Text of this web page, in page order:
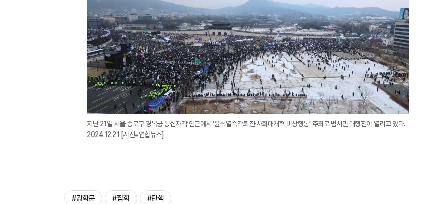
지
확
대
지난 21일 서울 종로구 경복궁 동십자각 인근에서 '윤석열즉각퇴진·사회대개혁 비상행동' 주최로 범시민 대행진이 열리고 있다.
2024.12.21 [사진=연합뉴스]
#광화문 #집회 #탄핵